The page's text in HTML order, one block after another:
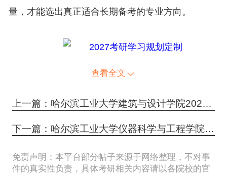
量，才能选出真正适合长期备考的专业方向。
查看全文
上一篇：哈尔滨工业大学建筑与设计学院2026年考研分数线
下一篇：哈尔滨工业大学仪器科学与工程学院2026年考研分数线
免责声明：本平台部分帖子来源于网络整理，不对事
件的真实性负责，具体考研相关内容请以各院校的官